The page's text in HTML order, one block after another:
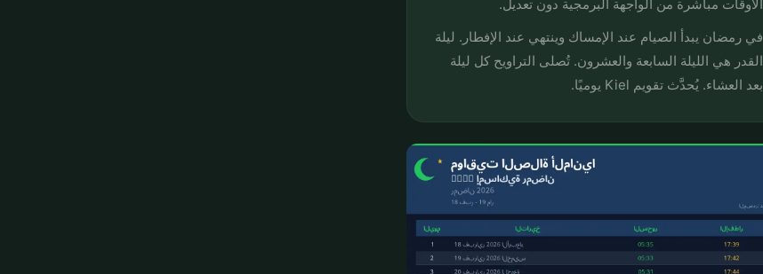
الأوقات مباشرة من الواجهة البرمجية دون تعديل.
في رمضان يبدأ الصيام عند الإمساك وينتهي عند الإفطار. ليلة
القدر هي الليلة السابعة والعشرون. تُصلى التراويح كل ليلة
بعد العشاء. يُحدَّث تقويم Kiel يوميًا.